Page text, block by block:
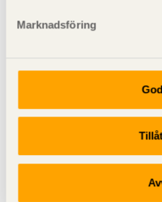
Marknadsföring
Svenskt Trä sprider
träbyggande för att främja
inspirera, utbilda och driva